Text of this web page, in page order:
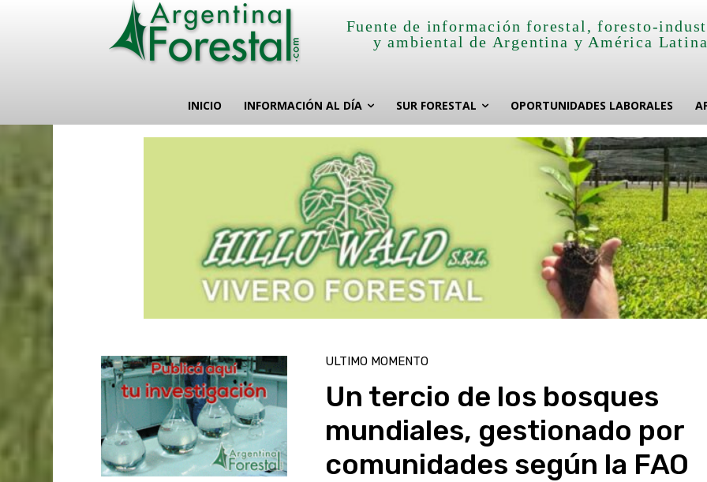
Fuente de información forestal, foresto-
y ambiental de Argentina y América
INICIO INFORMACIÓN AL DÍA SUR FORESTAL OPORTUNIDADES LABORALES
ULTIMO MOMENTO
Un tercio de los bosques
mundiales, gestionado por
comunidades según la FAO